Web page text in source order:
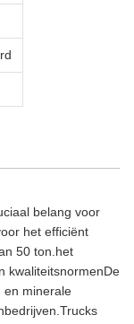
belang voor
het efficiënt
50 ton.het
kwaliteitsnormenDe
en minerale